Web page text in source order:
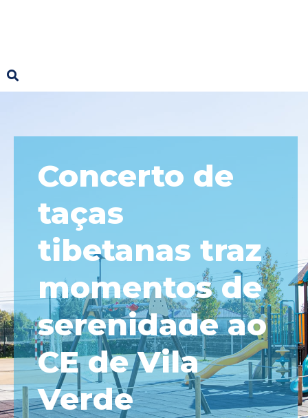
Concerto de
taças
tibetanas traz
momentos de
serenidade ao
CE de Vila
Verde